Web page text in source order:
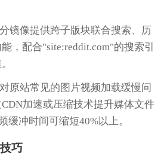
镜像提供跨子版块联合搜索、历
，配合"site:reddit.com"的搜索引
原站常见的图片视频加载缓慢问
加速或压缩技术提升媒体文件
缓冲时间可缩短40%以上。
巧